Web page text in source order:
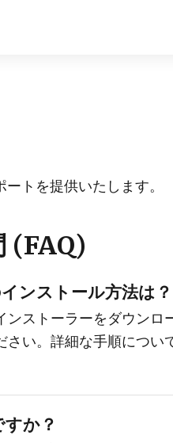
トを提供いたします。
(FAQ)
ンストール方法は？
ンストーラーをダウンロ
い。詳細な手順につい
か？